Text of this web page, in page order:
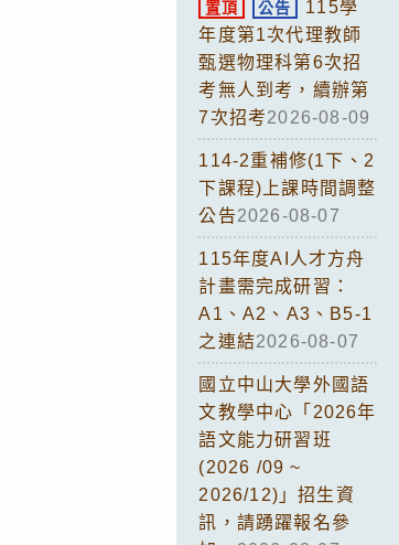
置頂 公告
115學
年度第1次代理教師
甄選物理科第6次招
考無人到考，續辦第
7次招考2026-08-09
114-2重補修(1下、2
下課程)上課時間調整
公告2026-08-07
115年度AI人才方舟
計畫需完成研習：
A1、A2、A3、B5-1
之連結2026-08-07
國立中山大學外國語
文教學中心「2026年
語文能力研習班
(2026 /09 ~
2026/12)」招生資
訊，請踴躍報名參